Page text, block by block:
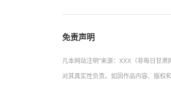
免责声明
凡本网站注明"来源：XXX（非每日甘
对其真实性负责。如因作品内容、版权